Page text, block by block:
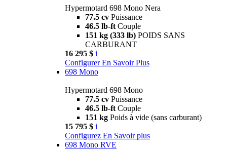
Hypermotard 698 Mono Nera
77.5 cv Puissance
46.5 lb-ft Couple
151 kg (333 lb) POIDS SANS
CARBURANT
16 295 $ i
Configurer En Savoir Plus
698 Mono
Hypermotard 698 Mono
77.5 cv Puissance
46.5 lb-ft Couple
151 kg Poids à vide (sans carburant)
15 795 $ i
Configurez En Savoir plus
698 Mono RVE